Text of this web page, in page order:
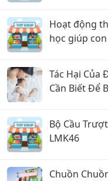
Hoạt động
học giúp
Tác Hại Của
Cần Biết Để
Bộ Cầu
LMK46
Chuồn